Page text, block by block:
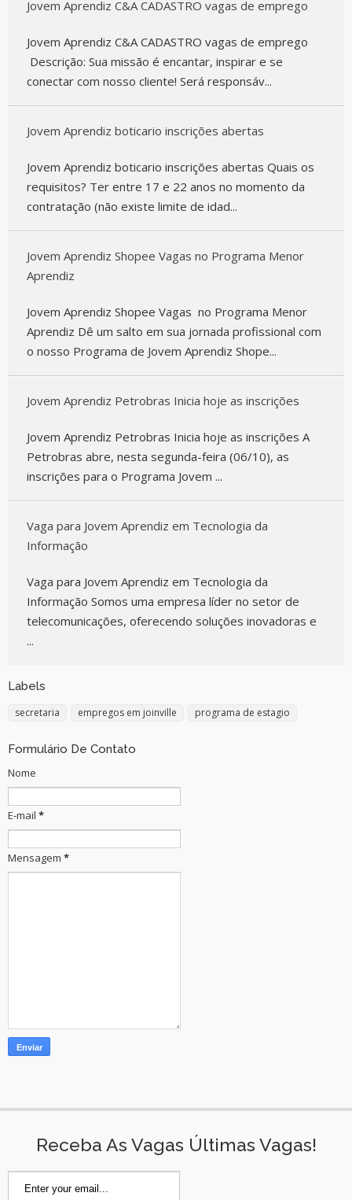
Jovem Aprendiz C&A CADASTRO vagas de emprego
Jovem Aprendiz C&A CADASTRO vagas de emprego
Descrição: Sua missão é encantar, inspirar e se
conectar com nosso cliente! Será responsáv...
Jovem Aprendiz boticario inscrições abertas
Jovem Aprendiz boticario inscrições abertas Quais os
requisitos? Ter entre 17 e 22 anos no momento da
contratação (não existe limite de idad...
Jovem Aprendiz Shopee Vagas no Programa Menor
Aprendiz
Jovem Aprendiz Shopee Vagas no Programa Menor
Aprendiz Dê um salto em sua jornada profissional com
o nosso Programa de Jovem Aprendiz Shope...
Jovem Aprendiz Petrobras Inicia hoje as inscrições
Jovem Aprendiz Petrobras Inicia hoje as inscrições A
Petrobras abre, nesta segunda-feira (06/10), as
inscrições para o Programa Jovem ...
Vaga para Jovem Aprendiz em Tecnologia da
Informação
Vaga para Jovem Aprendiz em Tecnologia da
Informação Somos uma empresa líder no setor de
telecomunicações, oferecendo soluções inovadoras e
...
Labels
secretaria empregos em joinville programa de estagio
Formulário De Contato
Nome
E-mail *
Mensagem *
Receba As Vagas Últimas Vagas!